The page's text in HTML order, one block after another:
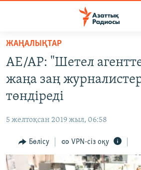
Skip
main
content
main
to
Search
ЖАҢАЛЫҚТАР
САЯСАТ
AZATTYQTV
АДАМ ҚҰҚЫҚТАРЫ
ӘЛЕУМЕТ
ӘЛЕМ
ЖАҢАЛЫҚТАР
АЕ/АР: "Шетел
жаңа заң
төндіреді
5 желтоқсан 2019 жыл, 06:58
Бөлісу VPN-сіз оқу